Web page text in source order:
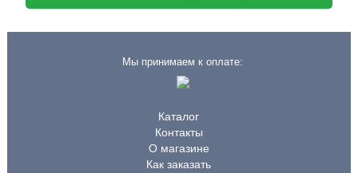
Мы принимаем к оплате:
Каталог
Контакты
О магазине
Как заказать